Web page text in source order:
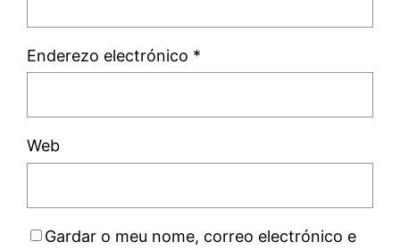
Enderezo electrónico *
Web
Gardar o meu nome, correo electrónico e